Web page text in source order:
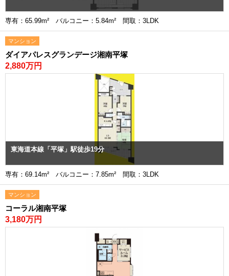
専有：65.99m² バルコニー：5.84m² 間取：3LDK
マンション
ダイアパレスグランデージ湘南平塚
2,880万円
東海道本線「平塚」駅徒歩19分
専有：69.14m² バルコニー：7.85m² 間取：3LDK
マンション
コーラル湘南平塚
3,180万円